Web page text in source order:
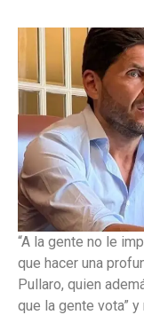
“A la gente no le
que hacer una
Pullaro, quien
que la gente vota”